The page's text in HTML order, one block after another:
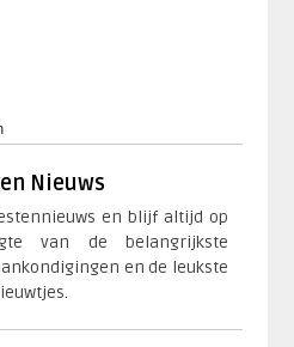
Nieuws
en blijf altijd op
van de belangrijkste
en de leukste